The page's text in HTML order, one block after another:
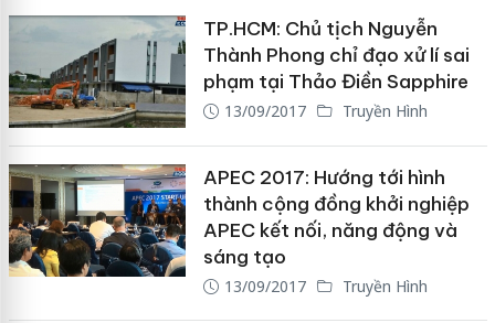
TP.HCM: Chủ tịch Nguyễn
Thành Phong chỉ đạo xử lí sai
phạm tại Thảo Điền Sapphire
13/09/2017 Truyền Hình
APEC 2017: Hướng tới hình
thành cộng đồng khởi nghiệp
APEC kết nối, năng động và
sáng tạo
13/09/2017 Truyền Hình